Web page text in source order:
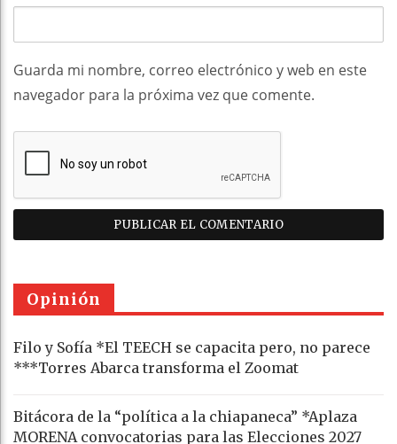
Guarda mi nombre, correo electrónico y web en este
navegador para la próxima vez que comente.
Opinión
Filo y Sofía *El TEECH se capacita pero, no parece
***Torres Abarca transforma el Zoomat
Bitácora de la “política a la chiapaneca” *Aplaza
MORENA convocatorias para las Elecciones 2027